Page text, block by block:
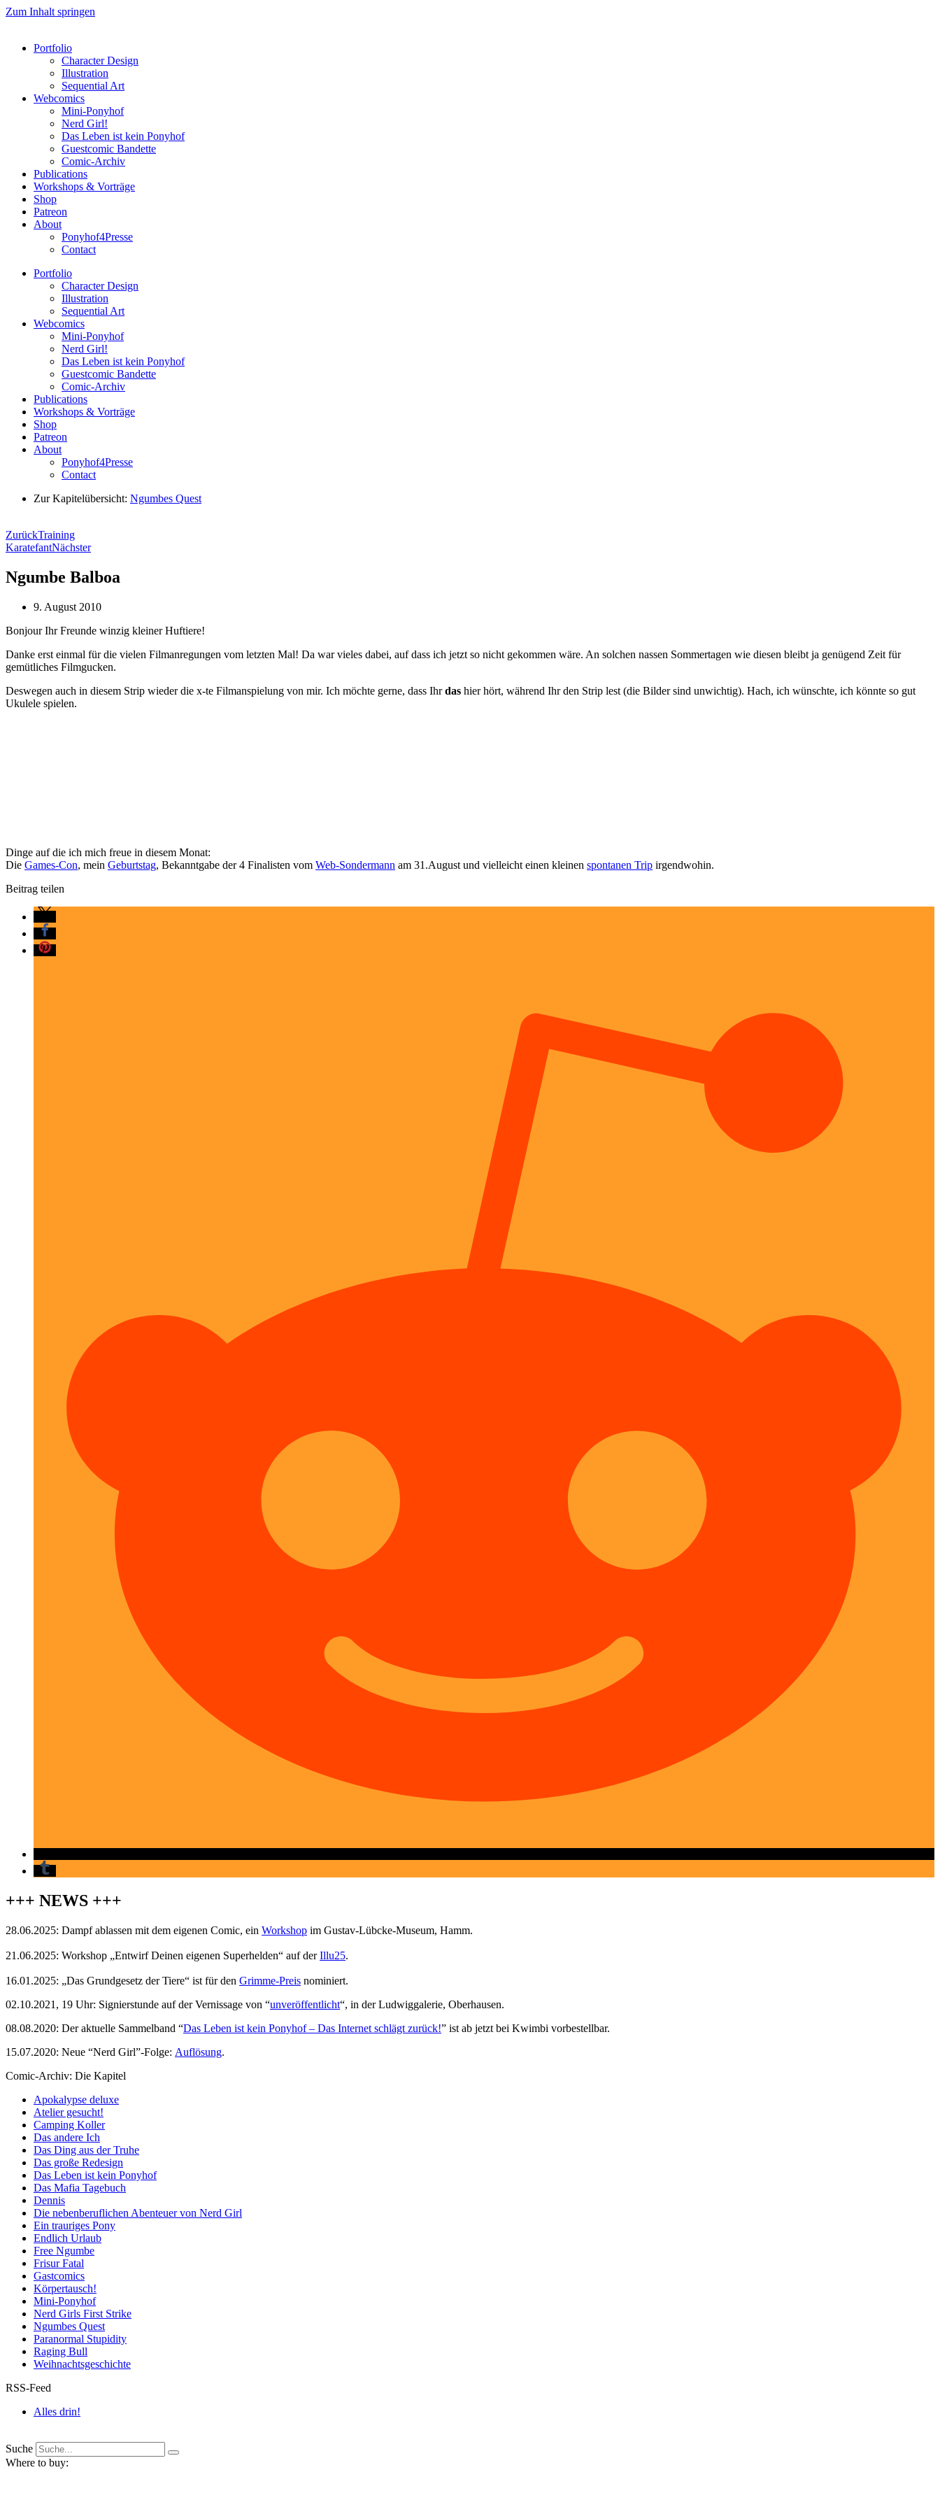
Zum Inhalt springen
Portfolio
Character Design
Illustration
Sequential Art
Webcomics
Mini-Ponyhof
Nerd Girl!
Das Leben ist kein Ponyhof
Guestcomic Bandette
Comic-Archiv
Publications
Workshops & Vorträge
Shop
Patreon
About
Ponyhof4Presse
Contact
Portfolio
Character Design
Illustration
Sequential Art
Webcomics
Mini-Ponyhof
Nerd Girl!
Das Leben ist kein Ponyhof
Guestcomic Bandette
Comic-Archiv
Publications
Workshops & Vorträge
Shop
Patreon
About
Ponyhof4Presse
Contact
Zur Kapitelübersicht: Ngumbes Quest
ZurückTraining
KaratefantNächster
Ngumbe Balboa
9. August 2010
Bonjour Ihr Freunde winzig kleiner Huftiere!
Danke erst einmal für die vielen Filmanregungen vom letzten Mal! Da war vieles dabei, auf dass ich jetzt so nicht gekommen wäre. An solchen nassen Sommertagen wie diesen bleibt ja genügend Zeit für
gemütliches Filmgucken.
Deswegen auch in diesem Strip wieder die x-te Filmanspielung von mir. Ich möchte gerne, dass Ihrdas hier hört, während Ihr den Strip lest (die Bilder sind unwichtig). Hach, ich wünschte, ich könnte so gut
Ukulele spielen.
Dinge auf die ich mich freue in diesem Monat:
Die Games-Con, mein Geburtstag, Bekanntgabe der 4 Finalisten vom Web-Sondermann am 31.August und vielleicht einen kleinen spontanen Trip irgendwohin.
Beitrag teilen
+++ NEWS +++
28.06.2025: Dampf ablassen mit dem eigenen Comic, ein Workshop im Gustav-Lübcke-Museum, Hamm.
21.06.2025: Workshop „Entwirf Deinen eigenen Superhelden“ auf derIllu25.
16.01.2025: „Das Grundgesetz der Tiere“ ist für den Grimme-Preis nominiert.
02.10.2021, 19 Uhr: Signierstunde auf der Vernissage von “unveröffentlicht“, in der Ludwiggalerie, Oberhausen.
08.08.2020: Der aktuelle Sammelband “Das Leben ist kein Ponyhof – Das Internet schlägt zurück!” ist ab jetzt bei Kwimbi vorbestellbar.
15.07.2020: Neue “Nerd Girl”-Folge: Auflösung.
Comic-Archiv: Die Kapitel
Apokalypse deluxe
Atelier gesucht!
Camping Koller
Das andere Ich
Das Ding aus der Truhe
Das große Redesign
Das Leben ist kein Ponyhof
Das Mafia Tagebuch
Dennis
Die nebenberuflichen Abenteuer von Nerd Girl
Ein trauriges Pony
Endlich Urlaub
Free Ngumbe
Frisur Fatal
Gastcomics
Körpertausch!
Mini-Ponyhof
Nerd Girls First Strike
Ngumbes Quest
Paranormal Stupidity
Raging Bull
Weihnachtsgeschichte
RSS-Feed
Alles drin!
Suche
Where to buy: